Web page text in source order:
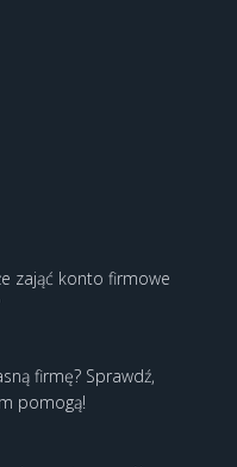
zająć konto firmowe
firmę? Sprawdź,
pomogą!